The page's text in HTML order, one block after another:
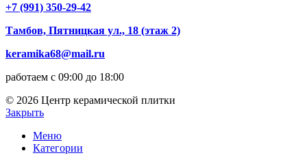
+7 (991) 350-29-42
Тамбов, Пятницкая ул., 18 (этаж 2)
keramika68@mail.ru
работаем с 09:00 до 18:00
© 2026 Центр керамической плитки
Закрыть
Меню
Категории